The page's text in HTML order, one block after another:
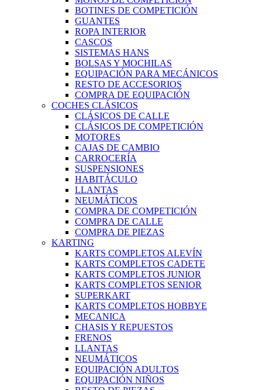
BOTINES DE COMPETICIÓN
GUANTES
ROPA INTERIOR
CASCOS
SISTEMAS HANS
BOLSAS Y MOCHILAS
EQUIPACIÓN PARA MECÁNICOS
RESTO DE ACCESORIOS
COMPRA DE EQUIPACIÓN
COCHES CLÁSICOS
CLÁSICOS DE CALLE
CLÁSICOS DE COMPETICIÓN
MOTORES
CAJAS DE CAMBIO
CARROCERÍA
SUSPENSIONES
HABITÁCULO
LLANTAS
NEUMÁTICOS
COMPRA DE COMPETICIÓN
COMPRA DE CALLE
COMPRA DE PIEZAS
KARTING
KARTS COMPLETOS ALEVÍN
KARTS COMPLETOS CADETE
KARTS COMPLETOS JUNIOR
KARTS COMPLETOS SENIOR
SUPERKART
KARTS COMPLETOS HOBBYE
MECANICA
CHASIS Y REPUESTOS
FRENOS
LLANTAS
NEUMÁTICOS
EQUIPACIÓN ADULTOS
EQUIPACIÓN NIÑOS